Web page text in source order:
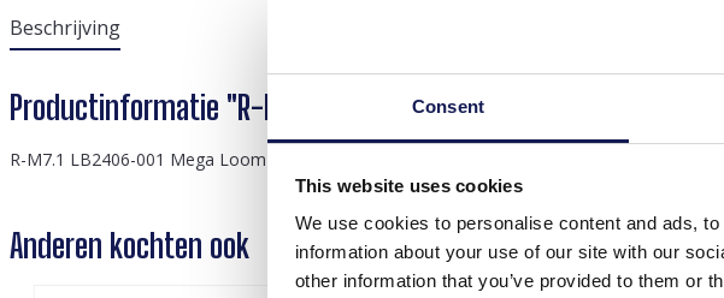
Consent
This website uses cookies
We use cookies to personalise content and ads,
information about your use of our site with our
other information that you’ve provided to them or
Beschrijving
Productinformatie "R-M7.1 LB2406-001 Mega Loom Bands"
R-M7.1 LB2406-001 Mega Loom Bands
Anderen kochten ook